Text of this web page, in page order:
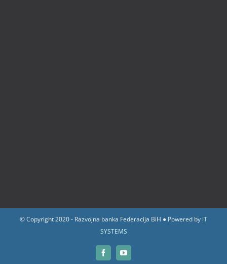
© Copyright 2020 - Razvojna banka Federacija BiH ● Powered by iT
SYSTEMS
FacebookYouTube